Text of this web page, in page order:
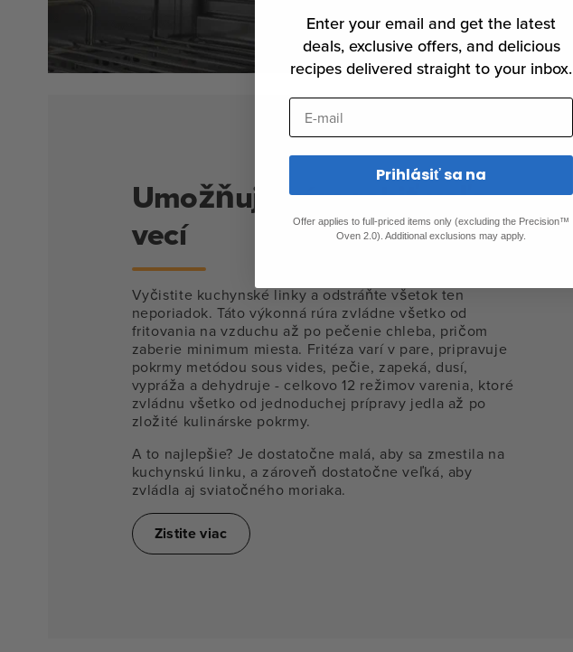
Umožňuje vám robiť veľa
vecí
Vyčistite kuchynské linky a odstráňte všetok ten
neporiadok. Táto výkonná rúra zvládne všetko od
fritovania na vzduchu až po pečenie chleba, pričom
zaberie minimum miesta. Fritéza varí v pare, pripravuje
pokrmy metódou sous vides, pečie, zapeká, dusí,
vypráža a dehydruje - celkovo 12 režimov varenia, ktoré
zvládnu všetko od jednoduchej prípravy jedla až po
zložité kulinárske pokrmy.
A to najlepšie? Je dostatočne malá, aby sa zmestila na
kuchynskú linku, a zároveň dostatočne veľká, aby
zvládla aj sviatočného moriaka.
Zistite viac
Enter your email and get the latest
deals, exclusive offers, and delicious
recipes delivered straight to your inbox.
E-mail
Prihlásiť sa na
Offer applies to full-priced items only (excluding the Precision™
Oven 2.0). Additional exclusions may apply.